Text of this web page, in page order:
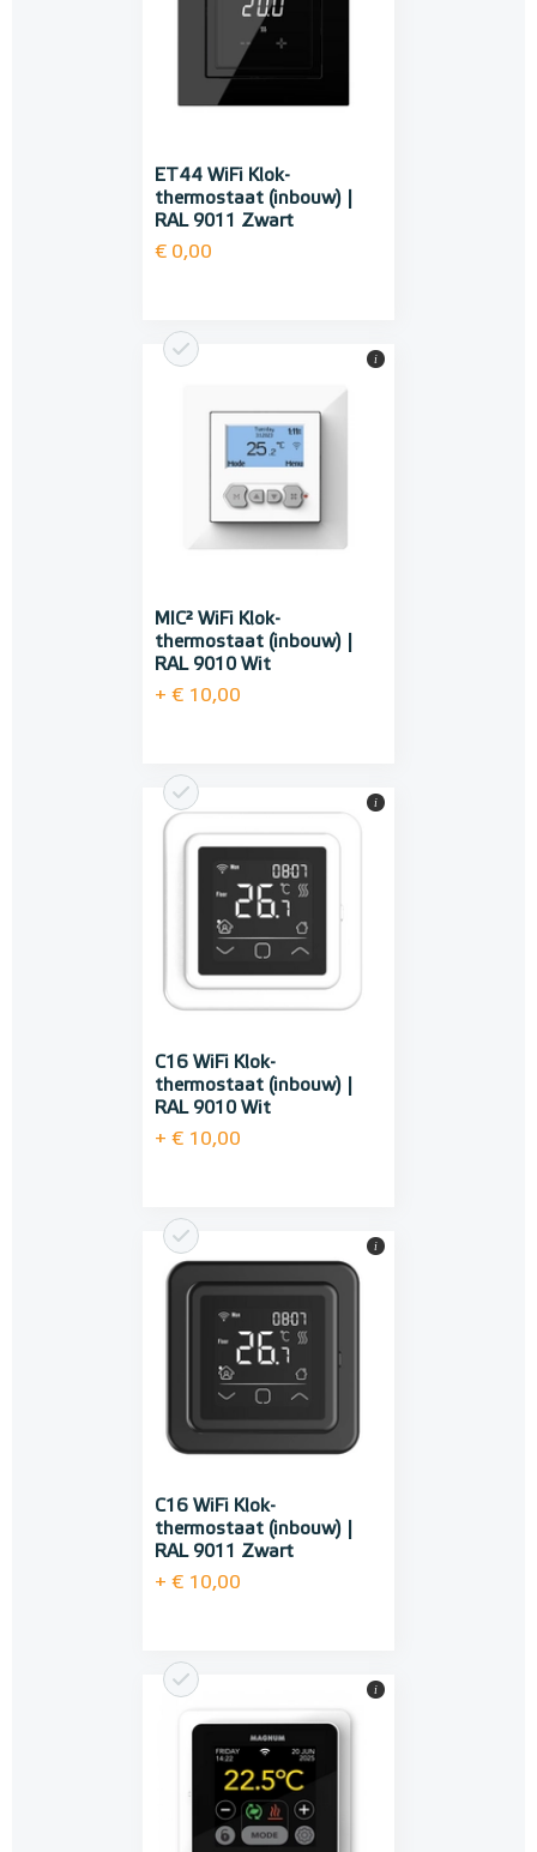
ET44 WiFi Klok-
thermostaat (inbouw) |
RAL 9011 Zwart
€ 0,00
MIC² WiFi Klok-
thermostaat (inbouw) |
RAL 9010 Wit
+ € 10,00
i
C16 WiFi Klok-
thermostaat (inbouw) |
RAL 9010 Wit
+ € 10,00
i
C16 WiFi Klok-
thermostaat (inbouw) |
RAL 9011 Zwart
+ € 10,00
i
i